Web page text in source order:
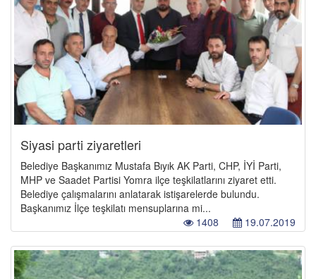
Siyasi parti ziyaretleri
Belediye Başkanımız Mustafa Bıyık AK Parti, CHP, İYİ Parti,
MHP ve Saadet Partisi Yomra ilçe teşkilatlarını ziyaret etti.
Belediye çalışmalarını anlatarak istişarelerde bulundu.
Başkanımız İlçe teşkilatı mensuplarına mi...
19.07.2019
1408